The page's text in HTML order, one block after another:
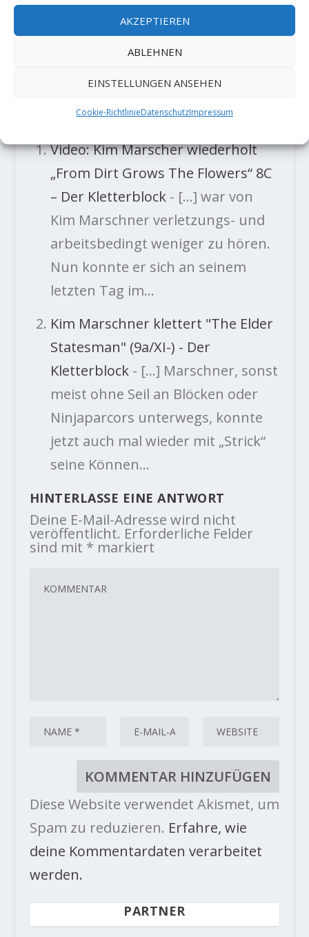
AKZEPTIEREN
ABLEHNEN
EINSTELLUNGEN ANSEHEN
Cookie-RichtlinieDatenschutzImpressum
TRACKBACKS/PINGBACKS
Video: Kim Marscher wiederholt
„From Dirt Grows The Flowers“ 8C
– Der Kletterblock- […] war von
Kim Marschner verletzungs- und
arbeitsbedingt weniger zu hören.
Nun konnte er sich an seinem
letzten Tag im…
Kim Marschner klettert "The Elder
Statesman" (9a/XI-) - Der
Kletterblock- […] Marschner, sonst
meist ohne Seil an Blöcken oder
Ninjaparcors unterwegs, konnte
jetzt auch mal wieder mit „Strick“
seine Können…
HINTERLASSE EINE ANTWORT
Deine E-Mail-Adresse wird nicht
veröffentlicht. Erforderliche Felder
sind mit * markiert
Diese Website verwendet Akismet, um
Spam zu reduzieren. Erfahre, wie
deine Kommentardaten verarbeitet
werden.
PARTNER